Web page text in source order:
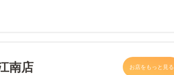
南店 お店をもっと見る